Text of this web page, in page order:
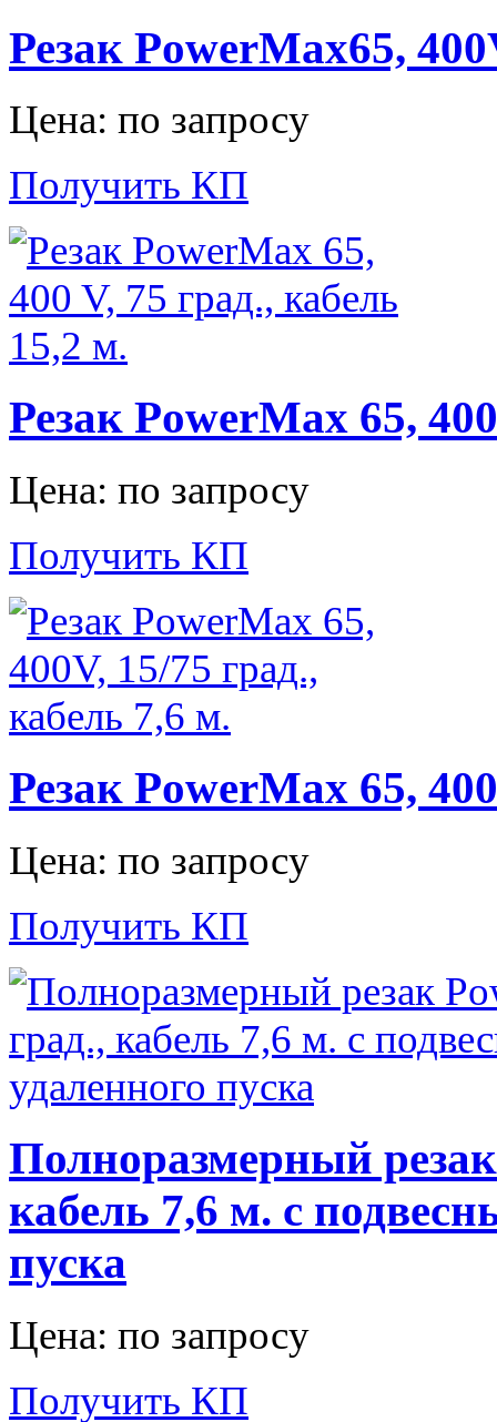
Резак PowerMax65,
Цена: по запросу
Получить КП
Резак PowerMax 65,
Цена: по запросу
Получить КП
Резак PowerMax 65,
Цена: по запросу
Получить КП
Полноразмерный
кабель 7,6 м. с
пуска
Цена: по запросу
Получить КП